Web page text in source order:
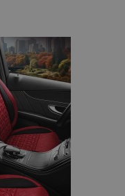
Lista
de
Deseos